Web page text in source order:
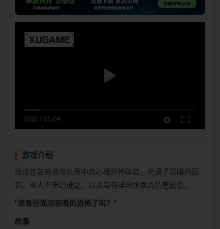
0:00 / 01:04
游戏介绍
段设定在被遗忘公寓中的心理恐怖体验，充满了黑暗的回
忆、令人不安的谜题，以及等待浮出水面的情感创伤。
“准备好面对夜晚的恐怖了吗？”
故事